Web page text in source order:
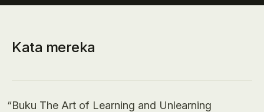
Kata mereka
“Buku The Art of Learning and Unlearning